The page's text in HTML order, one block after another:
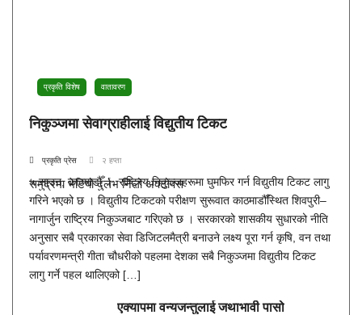
समुद्रमा भेटियो दुर्लभ निलो अक्टोपस
प्रकृति विशेष वातावरण
निकुञ्जमा सेवाग्राहीलाई विद्युतीय टिकट
प्रकृति प्रेस २ हप्ता
५ साउन, काठमाडौँ । राष्ट्रिय निकुञ्जहरूमा घुमफिर गर्न विद्युतीय टिकट लागु
गरिने भएको छ । विद्युतीय टिकटको परीक्षण सुरूवात काठमाडौँस्थित शिवपुरी–
नागार्जुन राष्ट्रिय निकुञ्जबाट गरिएको छ । सरकारको शासकीय सुधारको नीति
अनुसार सबै प्रकारका सेवा डिजिटलमैत्री बनाउने लक्ष्य पूरा गर्न कृषि, वन तथा
पर्यावरणमन्त्री गीता चौधरीको पहलमा देशका सबै निकुञ्जमा विद्युतीय टिकट
लागु गर्ने पहल थालिएको […]
एक्यापमा वन्यजन्तुलाई जथाभावी पासो